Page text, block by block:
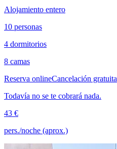
Alojamiento entero
10 personas
4 dormitorios
8 camas
Reserva onlineCancelación gratuita
Todavía no se te cobrará nada.
43 €
pers./noche (aprox.)